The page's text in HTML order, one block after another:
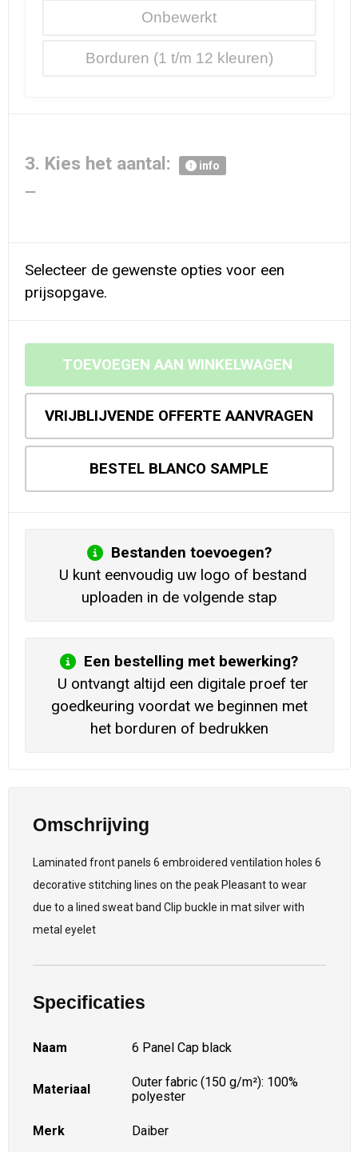
Onbewerkt
Borduren
3. Kies het aantal: info
Selecteer de gewenste opties voor een
prijsopgave.
TOEVOEGEN AAN WINKELWAGEN
VRIJBLIJVENDE OFFERTE AANVRAGEN
BESTEL BLANCO SAMPLE
Bestanden toevoegen?
U kunt eenvoudig uw logo of bestand
uploaden in de volgende stap
Een bestelling met bewerking?
U ontvangt altijd een digitale proef ter
goedkeuring voordat we beginnen met
het borduren of bedrukken
Omschrijving
Laminated front panels 6 embroidered ventilation holes 6
decorative stitching lines on the peak Pleasant to wear
due to a lined sweat band Clip buckle in mat silver with
metal eyelet
Specificaties
Naam 6 Panel Cap black
Materiaal
Outer fabric (150 g/m²): 100%
polyester
Merk Daiber